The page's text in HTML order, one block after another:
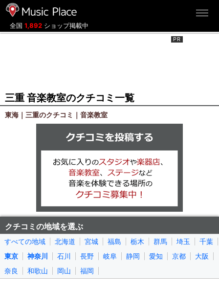
全国 1,892 ショップ掲載中
三重 音楽教室のクチコミ一覧
東海｜三重のクチコミ｜音楽教室
クチコミの地域を選ぶ
すべての地域 北海道 宮城 福島 栃木 群馬 埼玉
千葉
東京
神奈川 石川 長野 岐阜 静岡 愛知 京都
大阪
奈良
和歌山 岡山 福岡